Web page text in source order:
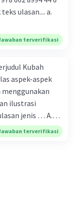
perlu
menghadapi
di Indonesia,
kesehatan
ulasan.... a.
terverifikasi
Kubah
aspek-aspek
jenis … A.
terverifikasi